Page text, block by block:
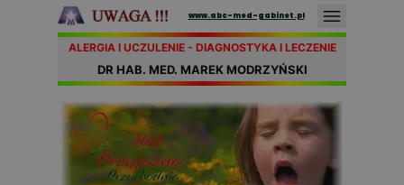
www.abc-med-gabinet.pl
DR HAB. MED. MAREK MODRZYŃSKI
ALERGIA I UCZULENIE - DIAGNOSTYKA I LECZENIE